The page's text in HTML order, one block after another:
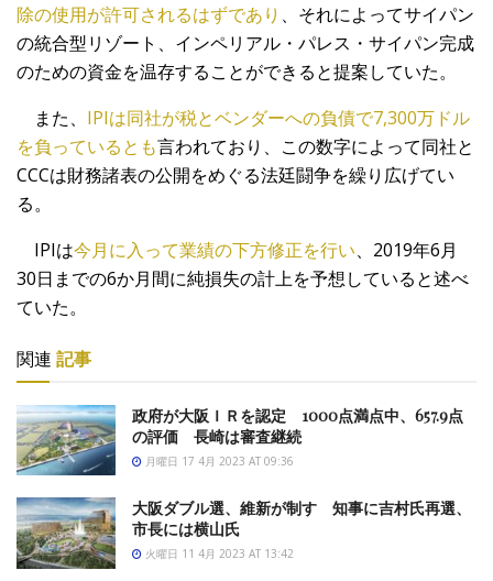
除の使用が許可されるはずであり 、それによってサイパン
の統合型リゾート、インペリアル・パレス・サイパン完成
のための資金を温存することができると提案していた。
また、 IPIは同社が税とベンダーへの負債で7,300万ドル
を負っているとも言われており、この数字によって同社と
CCCは財務諸表の公開をめぐる法廷闘争を繰り広げてい
る。
IPIは今月に入って業績の下方修正を行い、2019年6月
30日までの6か月間に純損失の計上を予想していると述べ
ていた。
関連 記事
政府が大阪ＩＲを認定 1000点満点中、657.9点
の評価 長崎は審査継続
月曜日 17 4月 2023 AT 09:36
大阪ダブル選、維新が制す 知事に吉村氏再選、
市長には横山氏
火曜日 11 4月 2023 AT 13:42